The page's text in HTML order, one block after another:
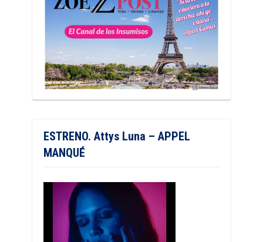
ESTRENO. Attys Luna – APPEL
MANQUÉ